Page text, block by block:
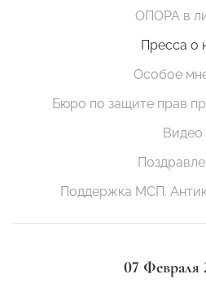
ОПОРА в
Пресса о
Особое
Бюро по защите прав
Видео
Поддержка МСП.
07 Февраля